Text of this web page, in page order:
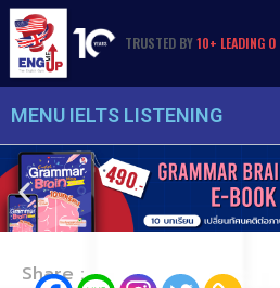
TRUSTED BY10+ LEADING OR
MENU IELTS LISTENING
Share :